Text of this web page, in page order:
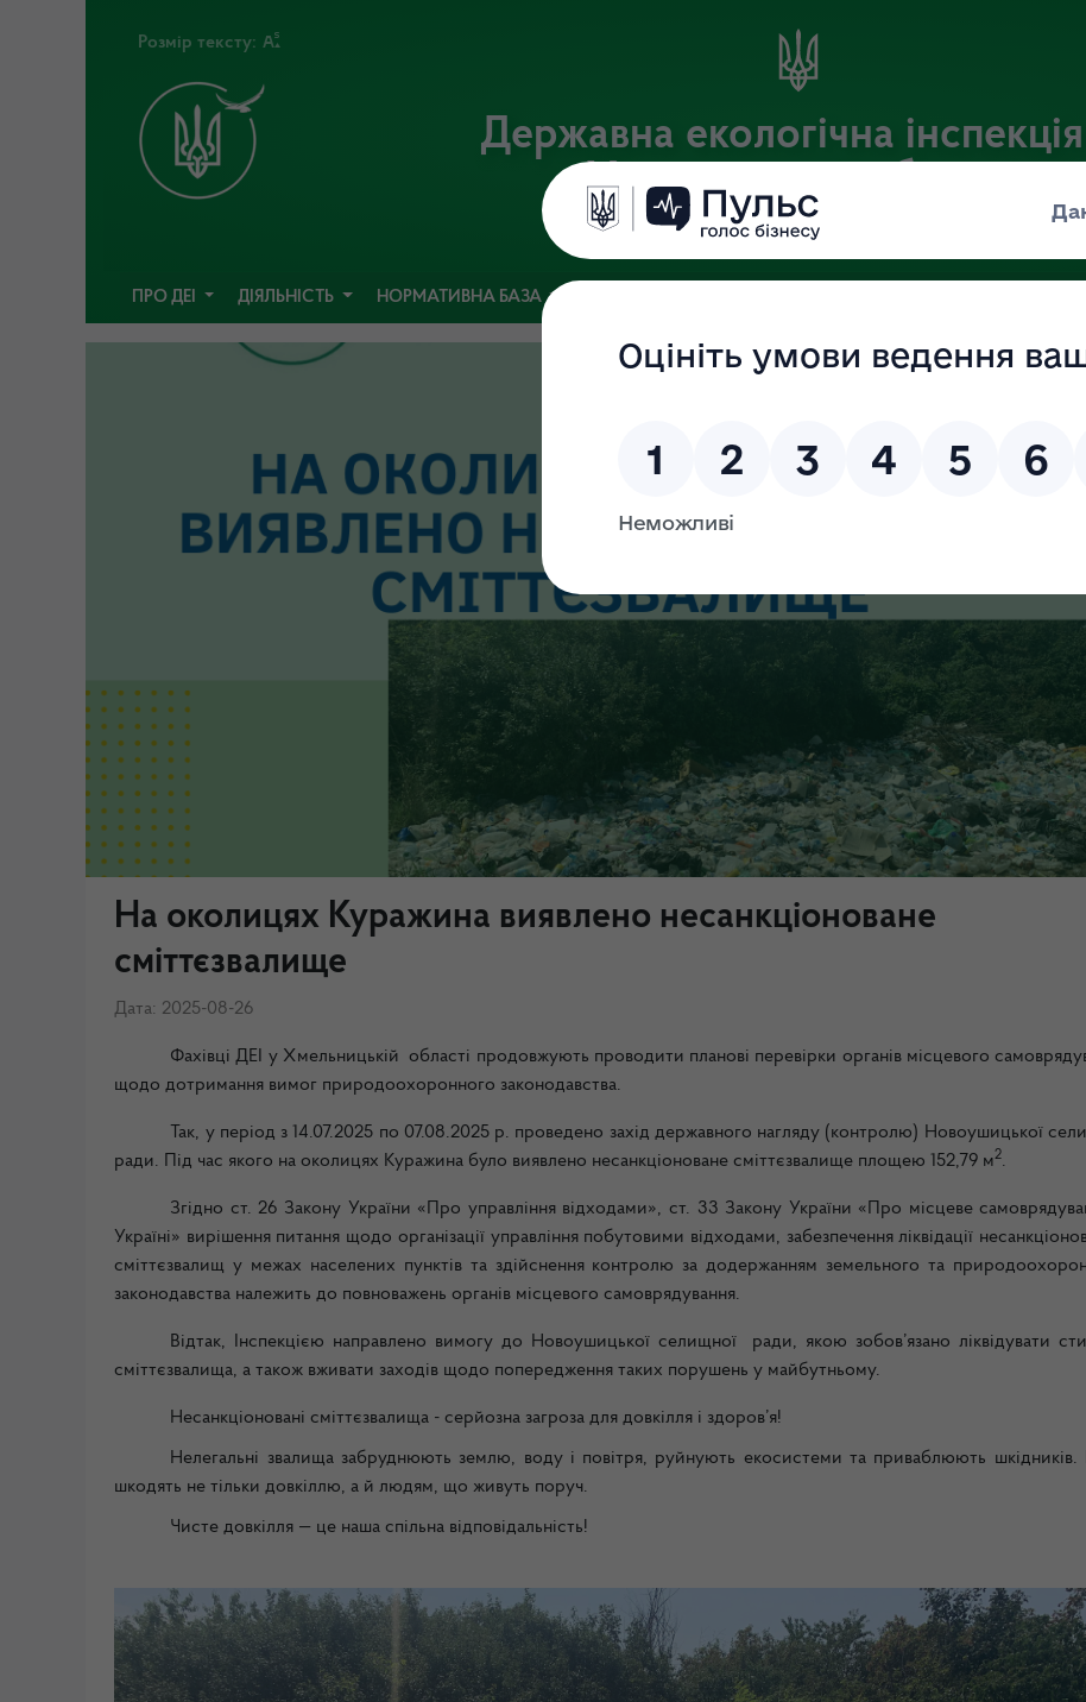
Розмір тексту:
Державна екологічна
Хмельницькій області
Офіційний веб-портал
ПРО ДЕІ ДІЯЛЬНІСТЬ НОРМАТИВНА БАЗА
На околицях Куражина виявлено несанкціоноване
сміттєзвалище
Дата: 2025-08-26
Фахівці ДЕІ у Хмельницькій області продовжують проводити планові перевірки органів місцевого
щодо дотримання вимог природоохоронного законодавства.
Так, у період з 14.07.2025 по 07.08.2025 р. проведено захід державного нагляду (контролю) Новоушицької
ради. Під час якого на околицях Куражина було виявлено несанкціоноване сміттєзвалище площею 152,79 м2.
Згідно ст. 26 Закону України «Про управління відходами», ст. 33 Закону України «Про місцеве
Україні» вирішення питання щодо організації управління побутовими відходами, забезпечення ліквідації
сміттєзвалищ у межах населених пунктів та здійснення контролю за додержанням земельного та
законодавства належить до повноважень органів місцевого самоврядування.
Відтак, Інспекцією направлено вимогу до Новоушицької селищної ради, якою зобов’язано ліквідувати
сміттєзвалища, а також вживати заходів щодо попередження таких порушень у майбутньому.
Несанкціоновані сміттєзвалища - серйозна загроза для довкілля і здоров’я!
Нелегальні звалища забруднюють землю, воду і повітря, руйнують екосистеми та приваблюють шкідників.
шкодять не тільки довкіллю, а й людям, що живуть поруч.
Чисте довкілля — це наша спільна відповідальність!